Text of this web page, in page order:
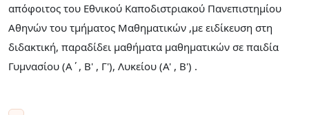
απόφοιτος του Εθνικού Καποδιστριακού Πανεπιστημίου
Αθηνών του τμήματος Μαθηματικών ,με ειδίκευση στη
διδακτική, παραδίδει μαθήματα μαθηματικών σε παιδία
Γυμνασίου (Α΄, Β' , Γ'), Λυκείου (Α' , Β') .